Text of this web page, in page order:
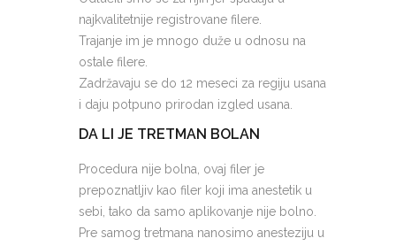
najkvalitetnije registrovane filere.
Trajanje im je mnogo duže u odnosu na
ostale filere.
Zadržavaju se do 12 meseci za regiju usana
i daju potpuno prirodan izgled usana.
DA LI JE TRETMAN BOLAN
Procedura nije bolna, ovaj filer je
prepoznatljiv kao filer koji ima anestetik u
sebi, tako da samo aplikovanje nije bolno.
Pre samog tretmana nanosimo anesteziju u